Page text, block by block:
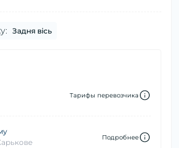
Задня вісь
Тарифы перевозчика
Подробнее